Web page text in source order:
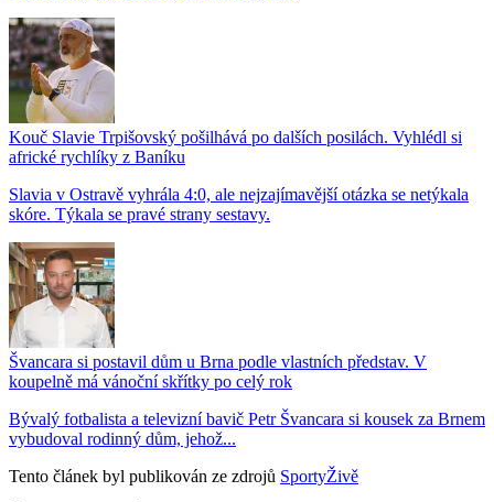
Kouč Slavie Trpišovský pošilhává po dalších posilách. Vyhlédl si
africké rychlíky z Baníku
Slavia v Ostravě vyhrála 4:0, ale nejzajímavější otázka se netýkala
skóre. Týkala se pravé strany sestavy.
Švancara si postavil dům u Brna podle vlastních představ. V
koupelně má vánoční skřítky po celý rok
Bývalý fotbalista a televizní bavič Petr Švancara si kousek za Brnem
vybudoval rodinný dům, jehož...
Tento článek byl publikován ze zdrojů SportyŽivě